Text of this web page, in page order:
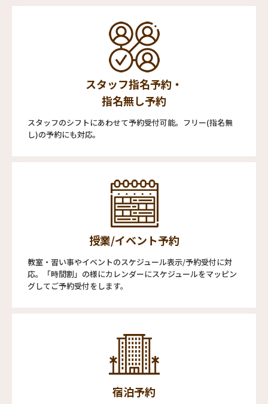
スタッフ指名予約・
指名無し予約
スタッフのシフトにあわせて予約受付可能。フリー(指名無
し)の予約にも対応。
授業/イベント予約
教室・習い事やイベントのスケジュール表示/予約受付に対
応。「時間割」の様にカレンダーにスケジュールをマッピン
グしてご予約受付をします。
宿泊予約